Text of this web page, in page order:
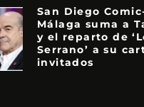
San Diego
Málaga suma a
y el reparto de
Serrano’ a su
invitados